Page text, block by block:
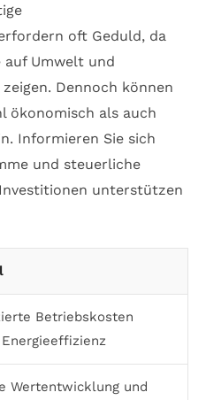
oft Geduld, da
auf Umwelt und
Dennoch können
ökonomisch als auch
Informieren Sie sich
und steuerliche
unterstützen
Betriebskosten
Wertentwicklung und